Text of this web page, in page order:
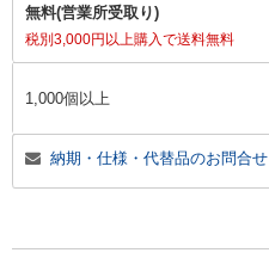
無料(営業所受取り)
税別3,000円以上購入で送料無料
1,000個以上
納期・仕様・代替品のお問合せ